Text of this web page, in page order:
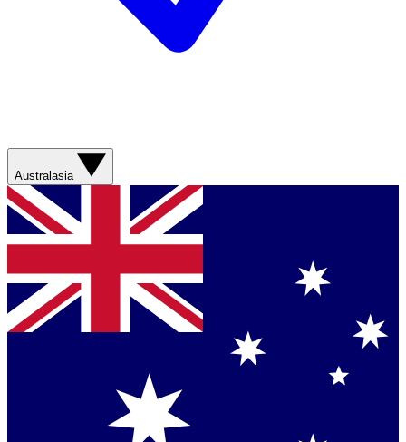
Australasia